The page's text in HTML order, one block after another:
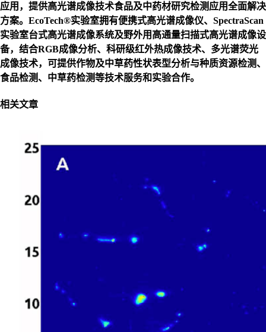
应用，提供高光谱成像技术食品及中药材研究检测应用全面解决
方案。 EcoTech®实验室拥有便携式高光谱成像仪、 SpectraScan
实验室台式高光谱成像系统及野外用高通量扫描式高光谱成像设
备，结合RGB成像分析、科研级红外热成像技术、多光谱荧光
成像技术，可提供作物及中草药性状表型分析与种质资源检测、
食品检测、中草药检测等技术服务和实验合作。
相关文章